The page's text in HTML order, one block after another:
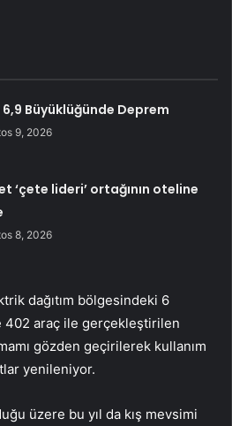
6,9 Büyüklüğünde Deprem
9, 2026
‘çete lideri’ ortağının oteline
8, 2026
dağıtım bölgesindeki 6
araç ile gerçekleştirilen
gözden geçirilerek kullanım
yenileniyor.
üzere bu yıl da kış mevsimi